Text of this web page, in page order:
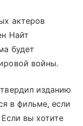
актеров
Найт
будет
войны.
изданию
в фильме, если
вы хотите